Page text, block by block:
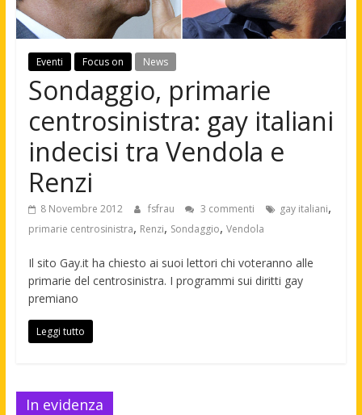
Eventi Focus on News
Sondaggio, primarie
centrosinistra: gay italiani
indecisi tra Vendola e
Renzi
8 Novembre 2012 fsfrau 3 commenti gay italiani,
primarie centrosinistra, Renzi, Sondaggio, Vendola
Il sito Gay.it ha chiesto ai suoi lettori chi voteranno alle
primarie del centrosinistra. I programmi sui diritti gay
premiano
Leggi tutto
In evidenza